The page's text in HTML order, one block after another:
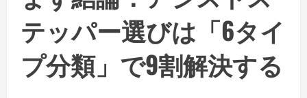
テッパー選びは「6タイ
プ分類」で9割解決する